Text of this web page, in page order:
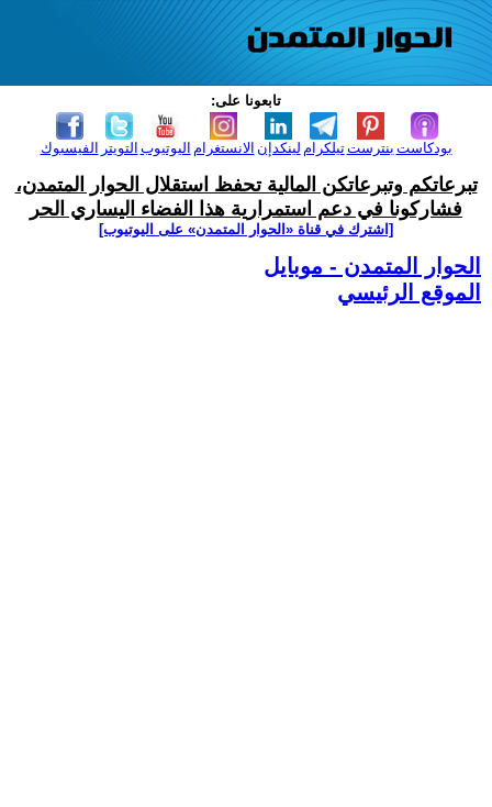
تابعونا على:
الفيسبوك التويتر اليوتيوب الانستغرام لينكدإن تيلكرامبنترست بودكاست
تبرعاتكم وتبرعاتكن المالية تحفظ استقلال الحوار المتمدن،
فشاركونا في دعم استمرارية هذا الفضاء اليساري الحر
[اشترك في قناة ‫«الحوار المتمدن» على اليوتيوب]
الحوار المتمدن - موبايل
الموقع الرئيسي